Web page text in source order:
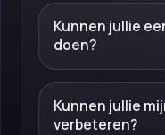
Kunnen jullie
doen?
Kunnen jullie
verbeteren?